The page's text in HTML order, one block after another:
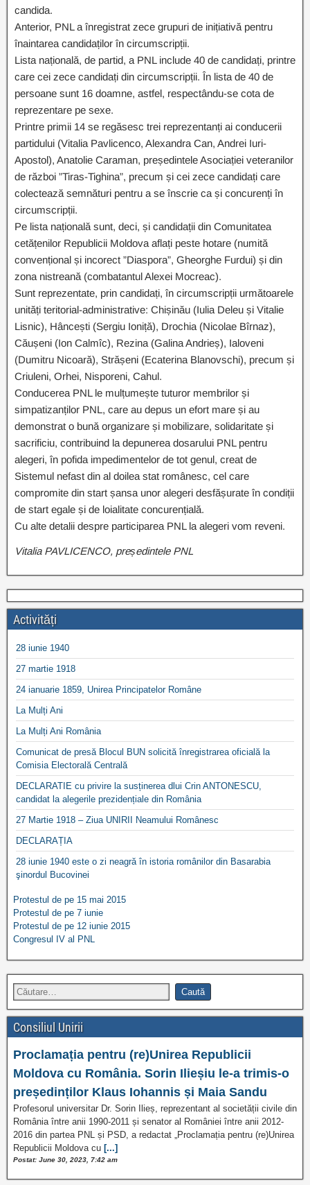
candida.
Anterior, PNL a înregistrat zece grupuri de inițiativă pentru
înaintarea candidaților în circumscripții.
Lista națională, de partid, a PNL include 40 de candidați, printre
care cei zece candidați din circumscripții. În lista de 40 de
persoane sunt 16 doamne, astfel, respectându-se cota de
reprezentare pe sexe.
Printre primii 14 se regăsesc trei reprezentanți ai conducerii
partidului (Vitalia Pavlicenco, Alexandra Can, Andrei Iuri-
Apostol), Anatolie Caraman, președintele Asociației veteranilor
de război ”Tiras-Tighina”, precum și cei zece candidați care
colectează semnături pentru a se înscrie ca și concurenți în
circumscripții.
Pe lista națională sunt, deci, și candidații din Comunitatea
cetățenilor Republicii Moldova aflați peste hotare (numită
convențional și incorect ”Diaspora”, Gheorghe Furdui) și din
zona nistreană (combatantul Alexei Mocreac).
Sunt reprezentate, prin candidați, în circumscripții următoarele
unități teritorial-administrative: Chișinău (Iulia Deleu și Vitalie
Lisnic), Hâncești (Sergiu Ioniță), Drochia (Nicolae Bîrnaz),
Căușeni (Ion Calmîc), Rezina (Galina Andrieș), Ialoveni
(Dumitru Nicoară), Strășeni (Ecaterina Blanovschi), precum și
Criuleni, Orhei, Nisporeni, Cahul.
Conducerea PNL le mulțumește tuturor membrilor și
simpatizanților PNL, care au depus un efort mare și au
demonstrat o bună organizare și mobilizare, solidaritate și
sacrificiu, contribuind la depunerea dosarului PNL pentru
alegeri, în pofida impedimentelor de tot genul, creat de
Sistemul nefast din al doilea stat românesc, cel care
compromite din start șansa unor alegeri desfășurate în condiții
de start egale și de loialitate concurențială.
Cu alte detalii despre participarea PNL la alegeri vom reveni.
Vitalia PAVLICENCO, președintele PNL
Activități
28 iunie 1940
27 martie 1918
24 ianuarie 1859, Unirea Principatelor Române
La Mulți Ani
La Mulți Ani România
Comunicat de presă Blocul BUN solicită înregistrarea oficială la
Comisia Electorală Centrală
DECLARATIE cu privire la susținerea dlui Crin ANTONESCU,
candidat la alegerile prezidențiale din România
27 Martie 1918 – Ziua UNIRII Neamului Românesc
DECLARAȚIA
28 iunie 1940 este o zi neagră în istoria românilor din Basarabia
şinordul Bucovinei
Protestul de pe 15 mai 2015
Protestul de pe 7 iunie
Protestul de pe 12 iunie 2015
Congresul IV al PNL
Consiliul Unirii
Proclamația pentru (re)Unirea Republicii
Moldova cu România. Sorin Ilieșiu le-a trimis-o
președinților Klaus Iohannis și Maia Sandu
Profesorul universitar Dr. Sorin Ilieș, reprezentant al societății civile din
România între anii 1990-2011 și senator al României între anii 2012-
2016 din partea PNL și PSD, a redactat „Proclamația pentru (re)Unirea
Republicii Moldova cu [...]
Postat: June 30, 2023, 7:42 am